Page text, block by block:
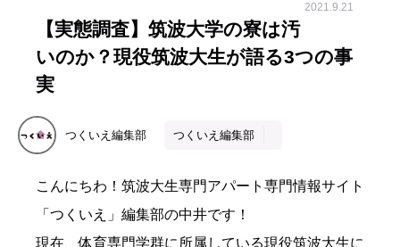
2021.9.21
【実態調査】筑波大学の寮は汚
いのか？現役筑波大生が語る3つの事
実
つくいえ編集部 つくいえ編集部
こんにちわ！筑波大生専門アパート専門情報サイト
「つくいえ」編集部の中井です！
現在、体育専門学群に所属している現役筑波大生に